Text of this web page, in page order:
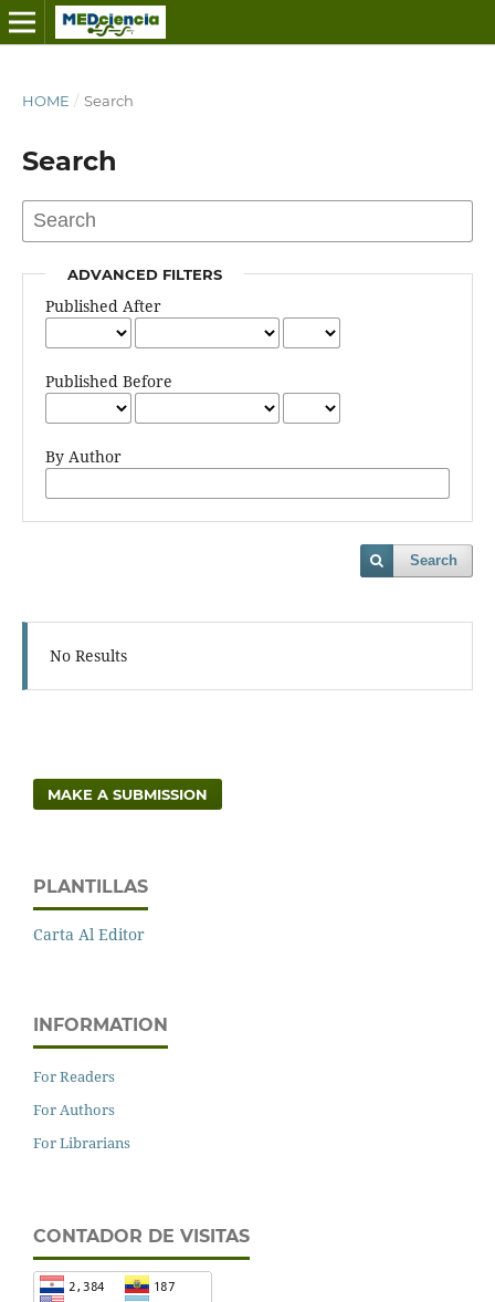
HOME / Search
Search
ADVANCED FILTERS
Published After
Published Before
By Author
Search
No Results
MAKE A SUBMISSION
PLANTILLAS
Carta Al Editor
INFORMATION
For Readers
For Authors
For Librarians
CONTADOR DE VISITAS